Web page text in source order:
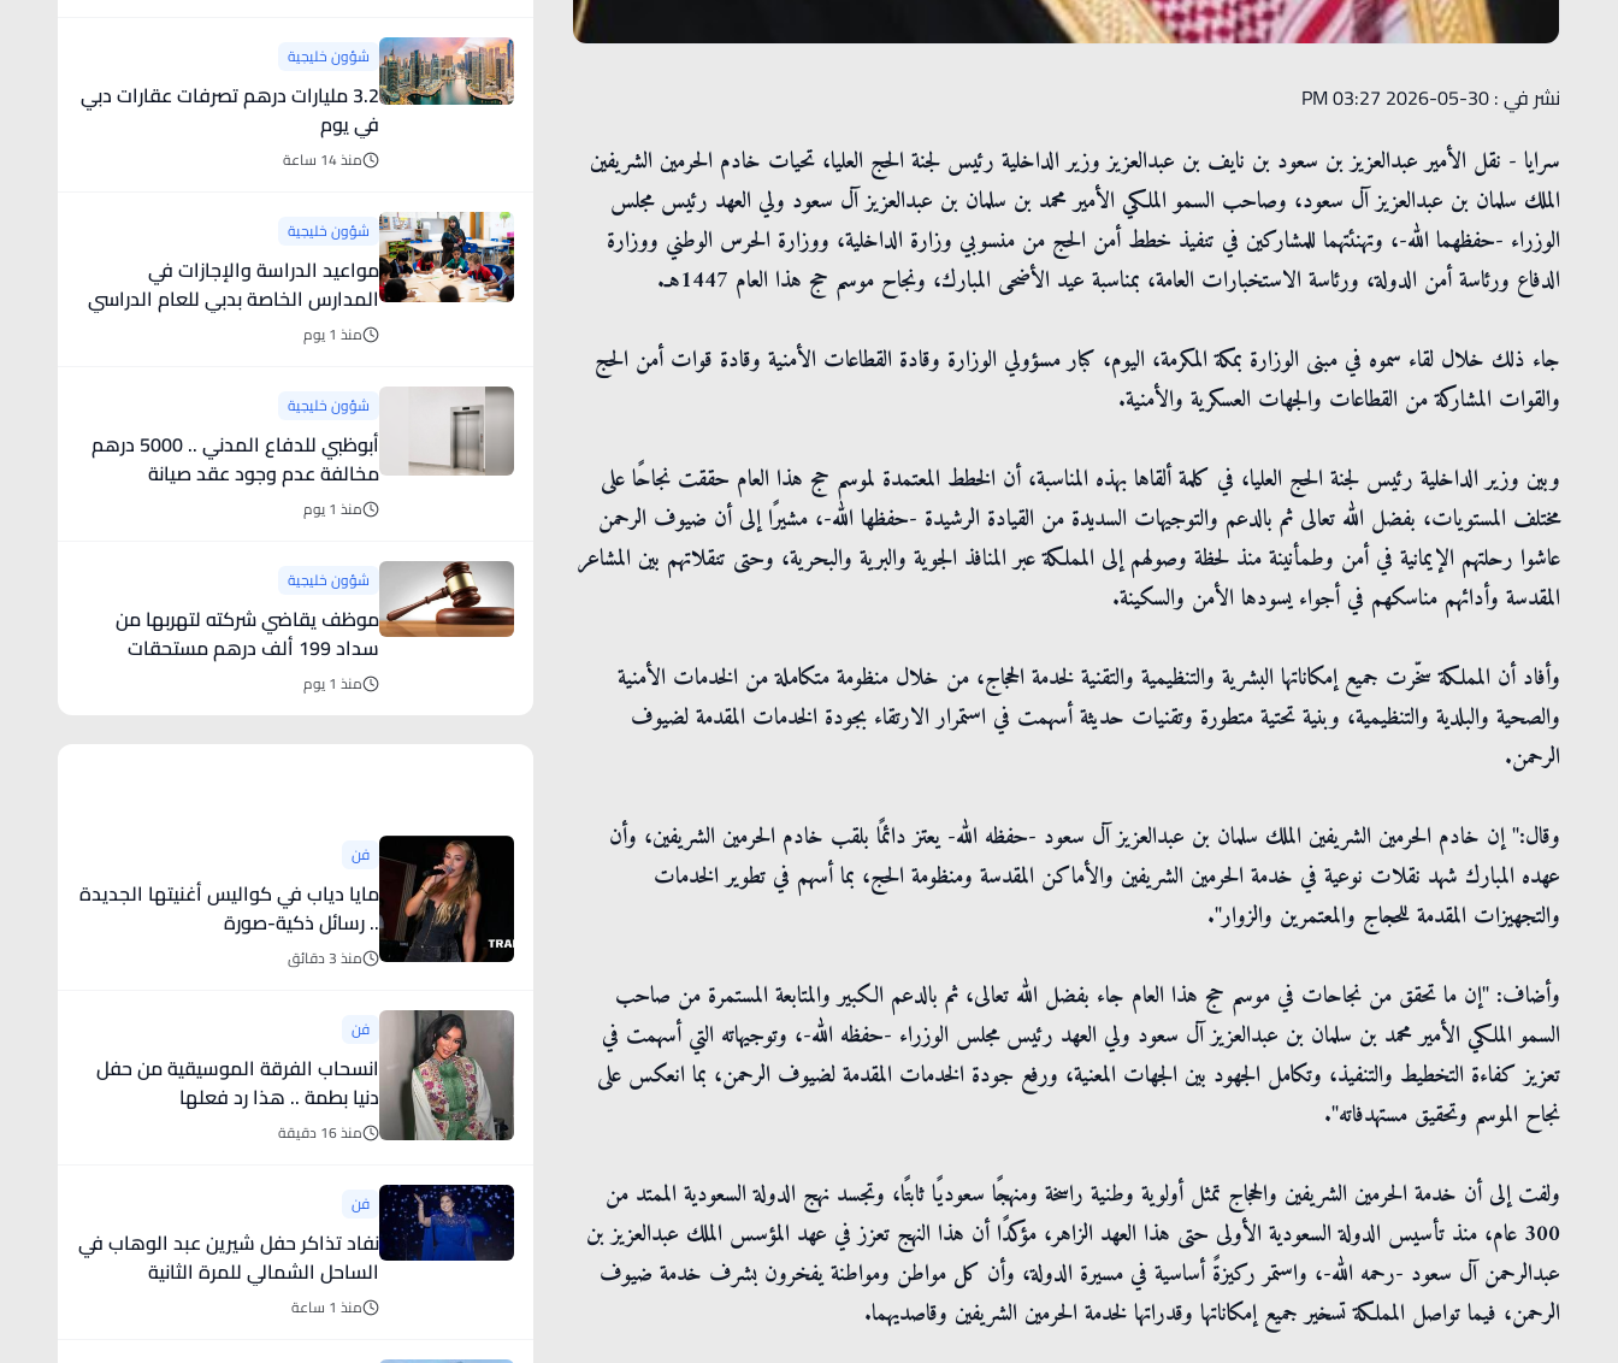
نشر في : 30-05-2026 03:27 PM
سرايا - نقل الأمير عبدالعزيز بن سعود بن نايف بن عبدالعزيز وزير الداخلية رئيس لجنة الحج العليا، تحيات خادم الحرمين الشريفين
الملك سلمان بن عبدالعزيز آل سعود، وصاحب السمو الملكي الأمير محمد بن سلمان بن عبدالعزيز آل سعود ولي العهد رئيس مجلس
الوزراء -حفظهما الله-، وتهنئتهما للمشاركين في تنفيذ خطط أمن الحج من منسوبي وزارة الداخلية، ووزارة الحرس الوطني ووزارة
الدفاع ورئاسة أمن الدولة، ورئاسة الاستخبارات العامة، بمناسبة عيد الأضحى المبارك، ونجاح موسم حج هذا العام 1447هـ.
جاء ذلك خلال لقاء سموه في مبنى الوزارة بمكة المكرمة، اليوم، كبار مسؤولي الوزارة وقادة القطاعات الأمنية وقادة قوات أمن الحج
والقوات المشاركة من القطاعات والجهات العسكرية والأمنية.
وبين وزير الداخلية رئيس لجنة الحج العليا، في كلمة ألقاها بهذه المناسبة، أن الخطط المعتمدة لموسم حج هذا العام حققت نجاحًا على
مختلف المستويات، بفضل الله تعالى ثم بالدعم والتوجيهات السديدة من القيادة الرشيدة -حفظها الله-، مشيرًا إلى أن ضيوف الرحمن
عاشوا رحلتهم الإيمانية في أمن وطمأنينة منذ لحظة وصولهم إلى المملكة عبر المنافذ الجوية والبرية والبحرية، وحتى تنقلاتهم بين المشاعر
المقدسة وأدائهم مناسكهم في أجواء يسودها الأمن والسكينة.
وأفاد أن المملكة سخّرت جميع إمكاناتها البشرية والتنظيمية والتقنية لخدمة الحجاج، من خلال منظومة متكاملة من الخدمات الأمنية
والصحية والبلدية والتنظيمية، وبنية تحتية متطورة وتقنيات حديثة أسهمت في استمرار الارتقاء بجودة الخدمات المقدمة لضيوف
الرحمن.
وقال:" إن خادم الحرمين الشريفين الملك سلمان بن عبدالعزيز آل سعود -حفظه الله- يعتز دائمًا بلقب خادم الحرمين الشريفين، وأن
عهده المبارك شهد نقلات نوعية في خدمة الحرمين الشريفين والأماكن المقدسة ومنظومة الحج، بما أسهم في تطوير الخدمات
والتجهيزات المقدمة للحجاج والمعتمرين والزوار".
وأضاف: "إن ما تحقق من نجاحات في موسم حج هذا العام جاء بفضل الله تعالى، ثم بالدعم الكبير والمتابعة المستمرة من صاحب
السمو الملكي الأمير محمد بن سلمان بن عبدالعزيز آل سعود ولي العهد رئيس مجلس الوزراء -حفظه الله-، وتوجيهاته التي أسهمت في
تعزيز كفاءة التخطيط والتنفيذ، وتكامل الجهود بين الجهات المعنية، ورفع جودة الخدمات المقدمة لضيوف الرحمن، بما انعكس على
نجاح الموسم وتحقيق مستهدفاته".
ولفت إلى أن خدمة الحرمين الشريفين والحجاج تمثل أولوية وطنية راسخة ومنهجًا سعوديًا ثابتًا، وتجسد نهج الدولة السعودية الممتد من
300 عام، منذ تأسيس الدولة السعودية الأولى حتى هذا العهد الزاهر، مؤكدًا أن هذا النهج تعزز في عهد المؤسس الملك عبدالعزيز بن
عبدالرحمن آل سعود -رحمه الله-، واستمر ركيزةً أساسية في مسيرة الدولة، وأن كل مواطن ومواطنة يفخرون بشرف خدمة ضيوف
الرحمن، فيما تواصل المملكة تسخير جميع إمكاناتها وقدراتها لخدمة الحرمين الشريفين وقاصديهما.
شؤون خليجية
3.2 مليارات درهم تصرفات عقارات دبي
في يوم
منذ 14 ساعة
شؤون خليجية
مواعيد الدراسة والإجازات في
المدارس الخاصة بدبي للعام الدراسي
2026 - 2027
منذ 1 يوم
شؤون خليجية
أبوظبي للدفاع المدني .. 5000 درهم
مخالفة عدم وجود عقد صيانة
المصاعد
منذ 1 يوم
شؤون خليجية
موظف يقاضي شركته لتهربها من
سداد 199 ألف درهم مستحقات
منذ 1 يوم
فن
مايا دياب في كواليس أغنيتها الجديدة
.. رسائل ذكية-صورة
منذ 3 دقائق
فن
انسحاب الفرقة الموسيقية من حفل
دنيا بطمة .. هذا رد فعلها
منذ 16 دقيقة
فن
نفاد تذاكر حفل شيرين عبد الوهاب في
الساحل الشمالي للمرة الثانية
منذ 1 ساعة